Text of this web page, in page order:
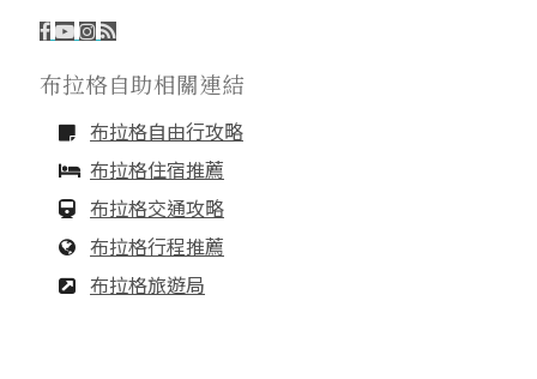
布拉格自助相關連結
布拉格自由行攻略
布拉格住宿推薦
布拉格交通攻略
布拉格行程推薦
布拉格旅遊局